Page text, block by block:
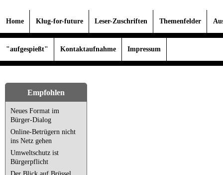
Home Klug-for-future Leser-Zuschriften Themenfelder
"aufgespießt" Kontaktaufnahme Impressum
Empfohlen
Neues Format im
Bürger-Dialog
Online-Betrügern nicht
ins Netz gehen
Umweltschutz ist
Bürgerpflicht